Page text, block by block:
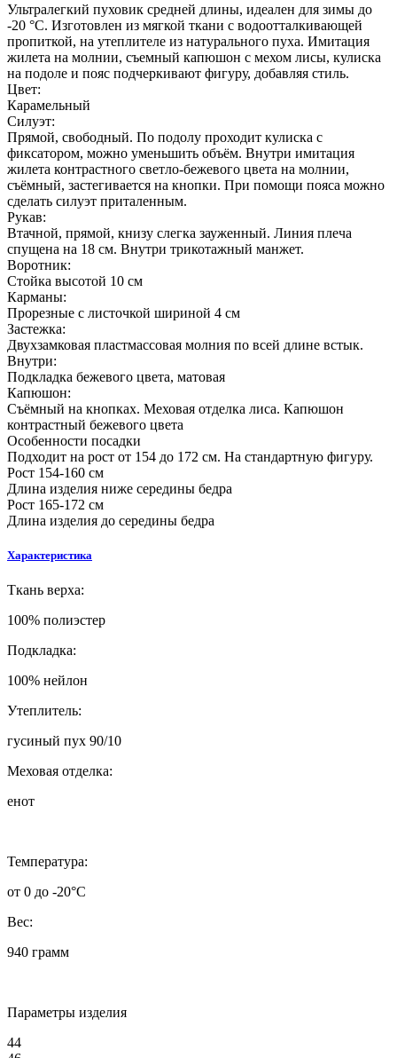
Ультралегкий пуховик средней длины, идеален для зимы до
-20 °C. Изготовлен из мягкой ткани с водоотталкивающей
пропиткой, на утеплителе из натурального пуха. Имитация
жилета на молнии, съемный капюшон с мехом лисы, кулиска
на подоле и пояс подчеркивают фигуру, добавляя стиль.
Цвет:
Карамельный
Силуэт:
Прямой, свободный. По подолу проходит кулиска с
фиксатором, можно уменьшить объём. Внутри имитация
жилета контрастного светло-бежевого цвета на молнии,
съёмный, застегивается на кнопки. При помощи пояса можно
сделать силуэт приталенным.
Рукав:
Втачной, прямой, книзу слегка зауженный. Линия плеча
спущена на 18 см. Внутри трикотажный манжет.
Воротник:
Стойка высотой 10 см
Карманы:
Прорезные с листочкой шириной 4 см
Застежка:
Двухзамковая пластмассовая молния по всей длине встык.
Внутри:
Подкладка бежевого цвета, матовая
Капюшон:
Съёмный на кнопках. Меховая отделка лиса. Капюшон
контрастный бежевого цвета
Особенности посадки
Подходит на рост от 154 до 172 см. На стандартную фигуру.
Рост 154-160 см
Длина изделия ниже середины бедра
Рост 165-172 см
Длина изделия до середины бедра
Характеристика
Ткань верха:
100% полиэстер
Подкладка:
100% нейлон
Утеплитель:
гусиный пух 90/10
Меховая отделка:
енот
Температура:
от 0 до -20°C
Вес:
940 грамм
Параметры изделия
44